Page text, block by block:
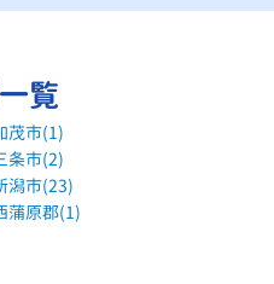
覧
茂市(1)
条市(2)
潟市(23)
蒲原郡(1)